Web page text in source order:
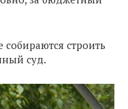
собираются строить
суд.